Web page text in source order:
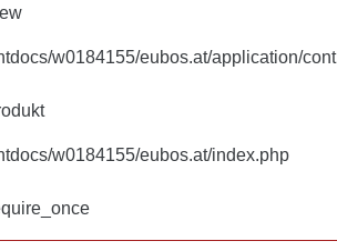
w0184155/eubos.at/application/
w0184155/eubos.at/index.php
w0184155/eubos.at/application/
w0184155/eubos.at/index.php